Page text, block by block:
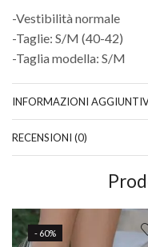
-Vestibilità normale
-Taglie: S/M (40-42)
-Taglia modella: S/M
INFORMAZIONI
RECENSIONI (0)
- 60%